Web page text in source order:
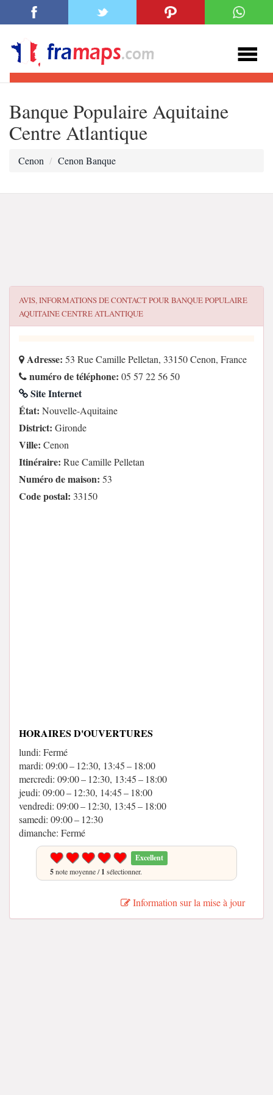
Banque Populaire Aquitaine
Centre Atlantique
Cenon Cenon Banque
AVIS, INFORMATIONS DE CONTACT POURBANQUE POPULAIRE
AQUITAINE CENTRE ATLANTIQUE
Adresse: 53 Rue Camille Pelletan, 33150 Cenon, France
numéro de téléphone: 05 57 22 56 50
Site Internet
État: Nouvelle-Aquitaine
District: Gironde
Ville: Cenon
Itinéraire: Rue Camille Pelletan
Numéro de maison: 53
Code postal: 33150
HORAIRES D'OUVERTURES
lundi: Fermé
mardi: 09:00 – 12:30, 13:45 – 18:00
mercredi: 09:00 – 12:30, 13:45 – 18:00
jeudi: 09:00 – 12:30, 14:45 – 18:00
vendredi: 09:00 – 12:30, 13:45 – 18:00
samedi: 09:00 – 12:30
dimanche: Fermé
Excellent
5note moyenne /1 sélectionner.
Information sur la mise à jour